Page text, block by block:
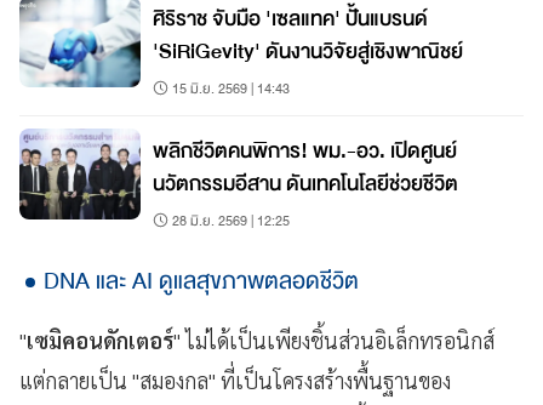
ศิริราช จับมือ 'เซลแทค' ปั้นแบรนด์
'SiRiGevity' ดันงานวิจัยสู่เชิงพาณิชย์
15 มิ.ย. 2569 | 14:43
พลิกชีวิตคนพิการ! พม.-อว. เปิดศูนย์
นวัตกรรมอีสาน ดันเทคโนโลยีช่วยชีวิต
28 มิ.ย. 2569 | 12:25
DNA และ AI ดูแลสุขภาพตลอดชีวิต
"เซมิคอนดักเตอร์" ไม่ได้เป็นเพียงชิ้นส่วนอิเล็กทรอนิกส์
แต่กลายเป็น "สมองกล" ที่เป็นโครงสร้างพื้นฐานของ